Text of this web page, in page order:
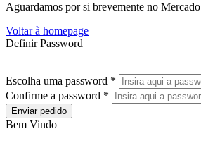
Aguardamos por si brevemente no Mercado
Voltar à homepage
Definir Password
Escolha uma password *
Confirme a password *
Enviar pedido
Bem Vindo